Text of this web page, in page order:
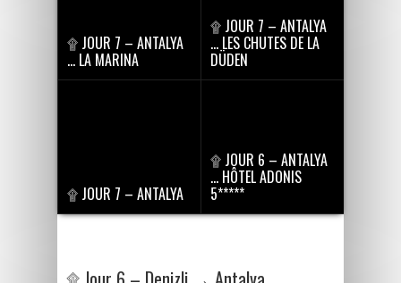
۩ JOUR 7 – ANTALYA
… LA MARINA
۩ JOUR 7 – ANTALYA
… LES CHUTES DE LA
DÜDEN
۩ JOUR 7 – ANTALYA
۩ JOUR 6 – ANTALYA
… HÔTEL ADONIS
5*****